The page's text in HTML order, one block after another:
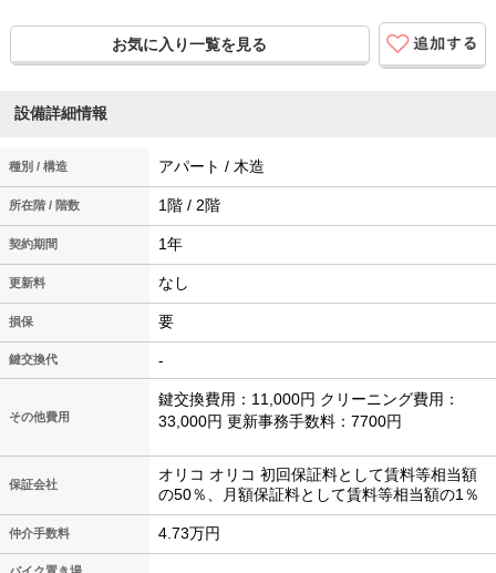
お気に入り一覧を見る
設備詳細情報
種別 / 構造 アパート / 木造
所在階 / 階数 1階 / 2階
契約期間 1年
更新料 なし
損保 要
鍵交換代 -
その他費用
鍵交換費用：11,000円 クリーニング費用：
33,000円 更新事務手数料：7700円
保証会社
オリコ オリコ 初回保証料として賃料等相当額
の50％、月額保証料として賃料等相当額の1％
仲介手数料 4.73万円